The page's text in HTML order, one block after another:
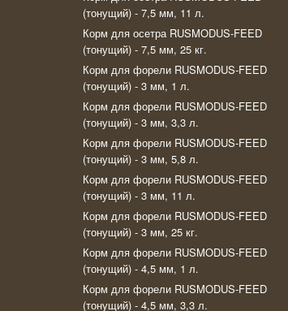
(тонущий) - 7,5 мм, 11 л.
Корм для осетра RUSMODUS-FEED
(тонущий) - 7,5 мм, 25 кг.
Корм для форели RUSMODUS-FEED
(тонущий) - 3 мм, 1 л.
Корм для форели RUSMODUS-FEED
(тонущий) - 3 мм, 3,3 л.
Корм для форели RUSMODUS-FEED
(тонущий) - 3 мм, 5,8 л.
Корм для форели RUSMODUS-FEED
(тонущий) - 3 мм, 11 л.
Корм для форели RUSMODUS-FEED
(тонущий) - 3 мм, 25 кг.
Корм для форели RUSMODUS-FEED
(тонущий) - 4,5 мм, 1 л.
Корм для форели RUSMODUS-FEED
(тонущий) - 4,5 мм, 3,3 л.